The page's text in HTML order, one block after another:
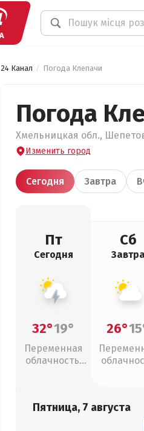
24 Канал Погода Клепачи
Погода
Хмельницкая обл.,
Изменить город
Сегодня Завтра
Пт
Сегодня
32°19°
Переменная
облачность,
Сб
Завтра
26°
Пятница, 7 августа